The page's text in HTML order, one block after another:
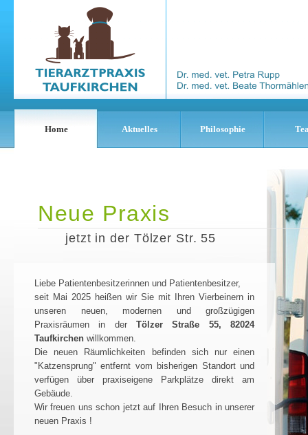
Home Aktuelles Philosophie
Neue Praxis
jetzt in der Tölzer Str. 55
Liebe Patientenbesitzerinnen und Patientenbesitzer,
seit Mai 2025 heißen wir Sie mit Ihren Vierbeinern in
unseren neuen, modernen und großzügigen
Praxisräumen in der Tölzer Straße 55, 82024
Taufkirchen willkommen.
Die neuen Räumlichkeiten befinden sich nur einen
"Katzensprung" entfernt vom bisherigen Standort und
verfügen über praxiseigene Parkplätze direkt am
Gebäude.
Wir freuen uns schon jetzt auf Ihren Besuch in unserer
neuen Praxis !